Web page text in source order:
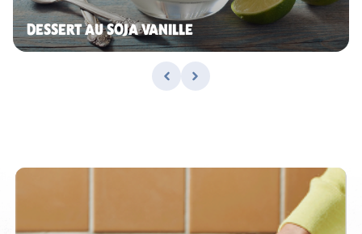
DESSERT AU SOJA VANILLE